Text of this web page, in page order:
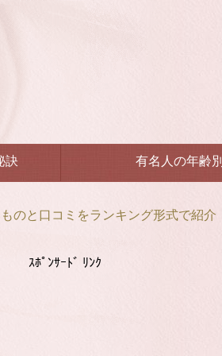
訣 有名人の年齢別
のと口コミをランキング形式で紹介
ｽﾎﾟﾝｻｰﾄﾞ ﾘﾝｸ